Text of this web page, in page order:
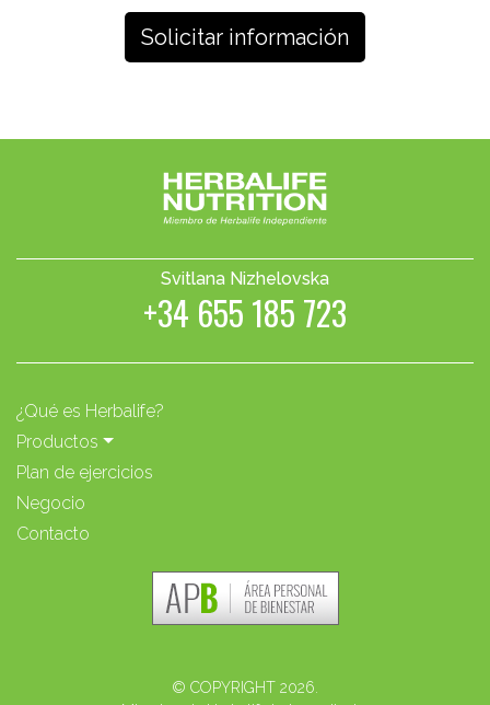
Svitlana Nizhelovska
+34 655 185 723
¿Qué es Herbalife?
Productos
Plan de ejercicios
Negocio
Contacto
© COPYRIGHT 2026.